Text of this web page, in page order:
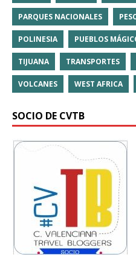
PARQUES NACIONALES
POLINESIA PUEBLOS
TIJUANA TRANSPORTES
VOLCANES WEST AFRICA
SOCIO DE CVTB